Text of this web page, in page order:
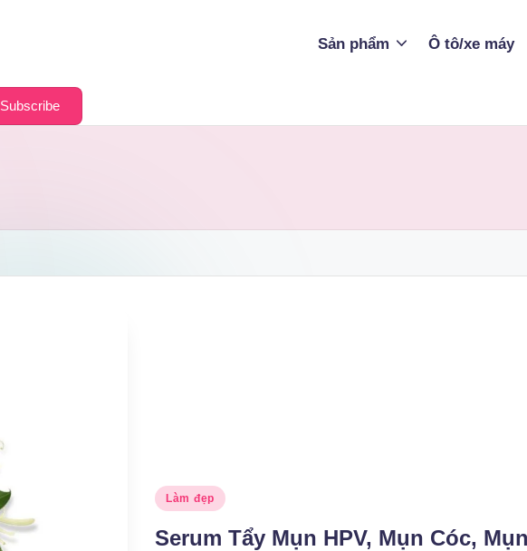
Sản phẩm Ô tô/xe máy
Subscribe
Posted
Làm đẹp
Serum Tẩy Mụn HPV, Mụn Cóc,